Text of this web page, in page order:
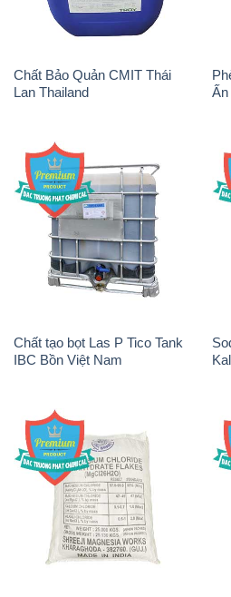
Chất tạo bọt Las P Tico Tank
IBC Bồn Việt Nam
Magie Clorua – MGCL2 Dạng
Vảy Shreeji Magnesia Works
NP9 – Nonyl Phenol
–